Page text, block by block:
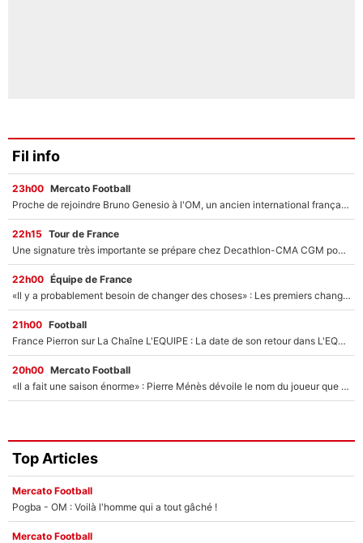
Fil info
23h00 Mercato Football
Proche de rejoindre Bruno Genesio à l'OM, un ancien international français va finalement débarquer... sur RMC !
22h15 Tour de France
Une signature très importante se prépare chez Decathlon-CMA CGM pour aider Paul Seixas à gagner le Tour de France 2027
22h00 Équipe de France
«Il y a probablement besoin de changer des choses» : Les premiers changements de Zinedine Zidane en équipe de France sont révélés ?
21h00 Football
France Pierron sur La Chaîne L'EQUIPE : La date de son retour dans L'EQUIPE de Choc est connue... et c'était très attendu
20h00 Mercato Football
«Il a fait une saison énorme» : Pierre Ménès dévoile le nom du joueur que l’OM devait absolument recruter cet été, l’IA valide la piste !
Top Articles
Mercato Football
Pogba - OM : Voilà l'homme qui a tout gâché !
Mercato Football